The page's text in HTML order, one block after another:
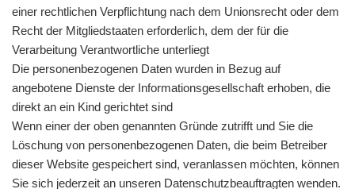
einer rechtlichen Verpflichtung nach dem Unionsrecht oder dem
Recht der Mitgliedstaaten erforderlich, dem der für die
Verarbeitung Verantwortliche unterliegt
Die personenbezogenen Daten wurden in Bezug auf
angebotene Dienste der Informationsgesellschaft erhoben, die
direkt an ein Kind gerichtet sind
Wenn einer der oben genannten Gründe zutrifft und Sie die
Löschung von personenbezogenen Daten, die beim Betreiber
dieser Website gespeichert sind, veranlassen möchten, können
Sie sich jederzeit an unseren Datenschutzbeauftragten wenden.